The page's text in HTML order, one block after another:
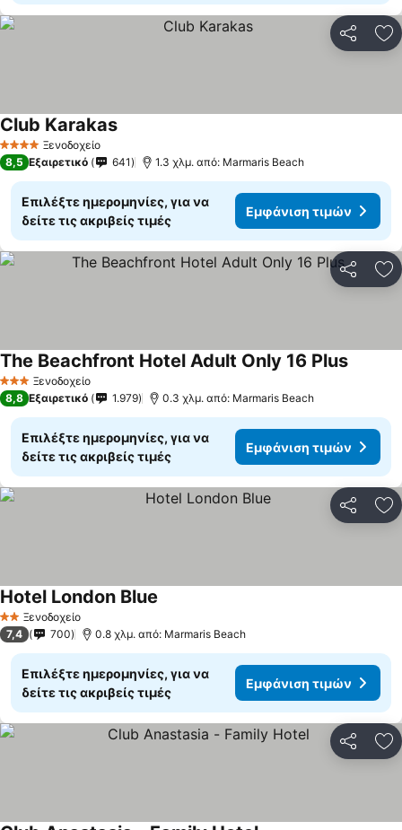
4 ΑστέριαΞενοδοχείο
Club Karakas
8,5 Εξαιρετικό 641 1.3 χλμ. από: Marmaris Beach
Επιλέξτε ημερομηνίες, για να
δείτε τις ακριβείς τιμές
Εμφάνιση τιμών
3 ΑστέριαΞενοδοχείο
The Beachfront Hotel Adult Only 16 Plus
8,8 Εξαιρετικό 1.979 0.3 χλμ. από: Marmaris Beach
Επιλέξτε ημερομηνίες, για να
δείτε τις ακριβείς τιμές
Εμφάνιση τιμών
2 ΑστέριαΞενοδοχείο
Hotel London Blue
7,4 700 0.8 χλμ. από: Marmaris Beach
Επιλέξτε ημερομηνίες, για να
δείτε τις ακριβείς τιμές
Εμφάνιση τιμών